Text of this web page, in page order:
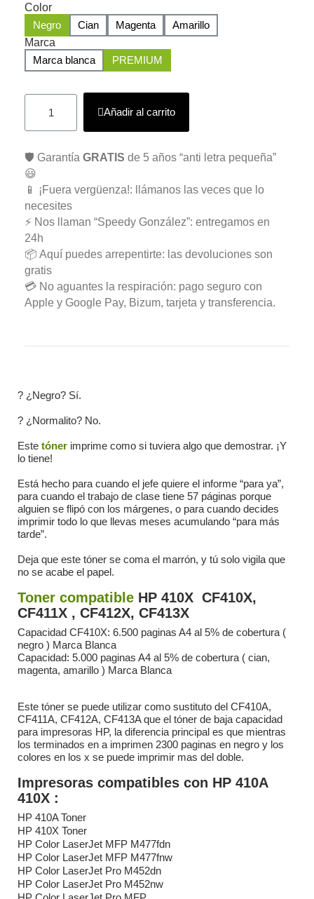
Color
Negro
Cian Magenta
Amarillo
Marca
Marca blanca
PREMIUM
Añadir al carrito
🛡️ Garantía GRATIS de 5 años “anti letra pequeña”
😃
📱 ¡Fuera vergüenza!: llámanos las veces que lo
necesites
⚡ Nos llaman “Speedy González”: entregamos en
24h
📦 Aquí puedes arrepentirte: las devoluciones son
gratis
💳 No aguantes la respiración: pago seguro con
Apple y Google Pay, Bizum, tarjeta y transferencia.
? ¿Negro? Sí.
? ¿Normalito? No.
Este tóner imprime como si tuviera algo que demostrar. ¡Y
lo tiene!
Está hecho para cuando el jefe quiere el informe “para ya”,
para cuando el trabajo de clase tiene 57 páginas porque
alguien se flipó con los márgenes, o para cuando decides
imprimir todo lo que llevas meses acumulando “para más
tarde”.
Deja que este tóner se coma el marrón, y tú solo vigila que
no se acabe el papel.
Toner compatible HP 410X CF410X,
CF411X , CF412X, CF413X
Capacidad CF410X: 6.500 paginas A4 al 5% de cobertura (
negro ) Marca Blanca
Capacidad: 5.000 paginas A4 al 5% de cobertura ( cian,
magenta, amarillo ) Marca Blanca
Este tóner se puede utilizar como sustituto del CF410A,
CF411A, CF412A, CF413A que el tóner de baja capacidad
para impresoras HP, la diferencia principal es que mientras
los terminados en a imprimen 2300 paginas en negro y los
colores en los x se puede imprimir mas del doble.
Impresoras compatibles con HP 410A
410X :
HP 410A Toner
HP 410X Toner
HP Color LaserJet MFP M477fdn
HP Color LaserJet MFP M477fnw
HP Color LaserJet Pro M452dn
HP Color LaserJet Pro M452nw